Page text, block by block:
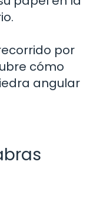
por
cómo
angular